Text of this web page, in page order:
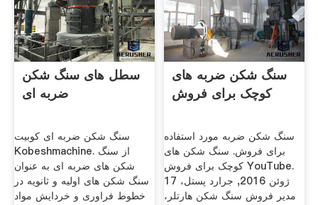
سطل های سنگ شکن
ضربه ای
سنگ شکن ضربه ای کوبیت
Kobeshmachine. از سنگ
شکن های ضربه ای به عنوان
سنگ شکن های اولیه و ثانویه در
خطوط فراوری و خردایش مواد
سنگ شکن ضربه های
کوچک برای فروش
سنگ شکن ضربه مورد استفاده
برای فروش. سنگ شکن های
کوچک برای فروش YouTube.
17 ژوئن 2016, جرارد پستل،
مدیر فروش سنگ شکن هارتلر،